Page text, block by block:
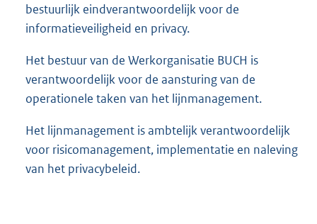
bestuurlijk eindverantwoordelijk voor de
informatieveiligheid en privacy.
Het bestuur van de Werkorganisatie BUCH is
verantwoordelijk voor de aansturing van de
operationele taken van het lijnmanagement.
Het lijnmanagement is ambtelijk verantwoordelijk
voor risicomanagement, implementatie en naleving
van het privacybeleid.